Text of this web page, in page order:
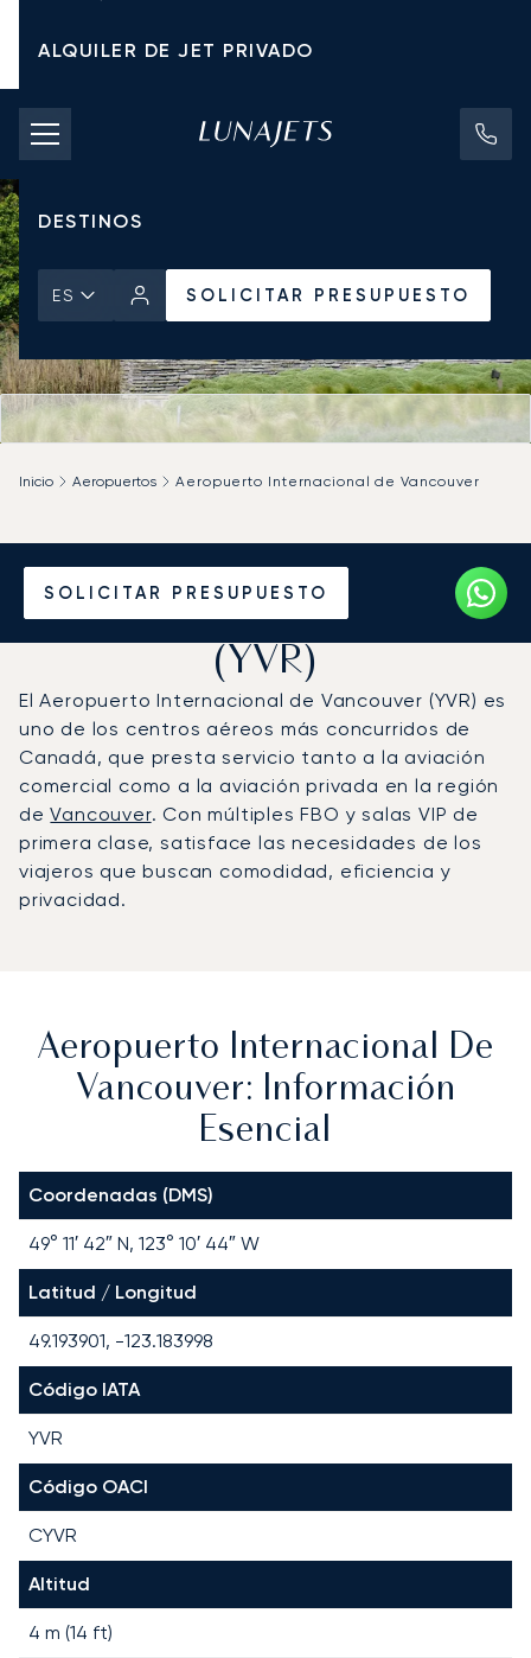
ALQUILER DE JET PRIVADO
TARIFAS DE CHÁRTER
JETS PRIVADOS
DESTINOS
ES SOLICITAR PRESUPUESTO
SOLICITAR PRESUPUESTO
Inicio Aeropuertos Aeropuerto Internacional de Vancouver
Vuele en Jet Privado al
Aeropuerto de Vancouver
(YVR)
El Aeropuerto Internacional de Vancouver (YVR) es
uno de los centros aéreos más concurridos de
Canadá, que presta servicio tanto a la aviación
comercial como a la aviación privada en la región
deVancouver. Con múltiples FBO y salas VIP de
primera clase, satisface las necesidades de los
viajeros que buscan comodidad, eficiencia y
privacidad.
Aeropuerto Internacional De
Vancouver: Información
Esencial
Coordenadas (DMS)
49° 11′ 42″ N, 123° 10′ 44″ W
Latitud / Longitud
49.193901, -123.183998
Código IATA
YVR
Código OACI
CYVR
Altitud
4 m (14 ft)